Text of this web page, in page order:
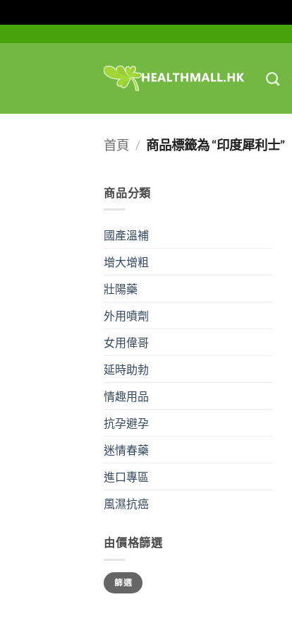
首頁 / 商品標籤為 “印度犀利士”
商品分類
國產溫補
增大增粗
壯陽藥
外用噴劑
女用偉哥
延時助勃
情趣用品
抗孕避孕
迷情春藥
進口專區
風濕抗癌
由價格篩選
最
低
價
最
高
價
篩選